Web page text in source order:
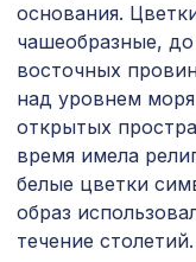
Prints
5,5 м
Экран
рамка
основания.
чашеобразные,
восточных
над уровнем
открытых
время имела
белые цветки
образ
течение